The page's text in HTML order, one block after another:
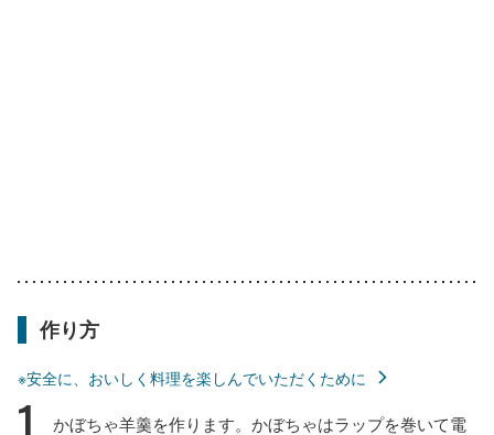
作り方
※安全に、おいしく料理を楽しんでいただくために
かぼちゃ羊羹を作ります。かぼちゃはラップを巻いて電